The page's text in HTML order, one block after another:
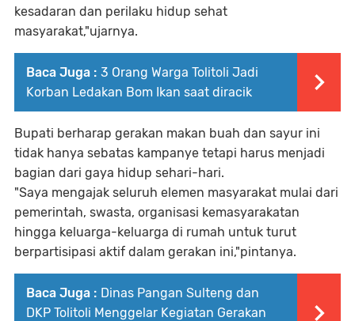
kesadaran dan perilaku hidup sehat
masyarakat,"ujarnya.
Baca Juga : 3 Orang Warga Tolitoli Jadi
Korban Ledakan Bom Ikan saat diracik
Bupati berharap gerakan makan buah dan sayur ini
tidak hanya sebatas kampanye tetapi harus menjadi
bagian dari gaya hidup sehari-hari.
"Saya mengajak seluruh elemen masyarakat mulai dari
pemerintah, swasta, organisasi kemasyarakatan
hingga keluarga-keluarga di rumah untuk turut
berpartisipasi aktif dalam gerakan ini,"pintanya.
Baca Juga : Dinas Pangan Sulteng dan
DKP Tolitoli Menggelar Kegiatan Gerakan